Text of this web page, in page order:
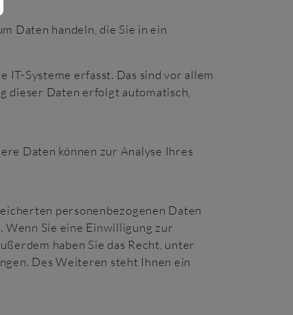
Daten handeln, die Sie in ein
Systeme erfasst. Das sind vor allem
dieser Daten erfolgt automatisch,
Daten können zur Analyse Ihres
personenbezogenen Daten
Wenn Sie eine Einwilligung zur
haben Sie das Recht, unter
Des Weiteren steht Ihnen ein